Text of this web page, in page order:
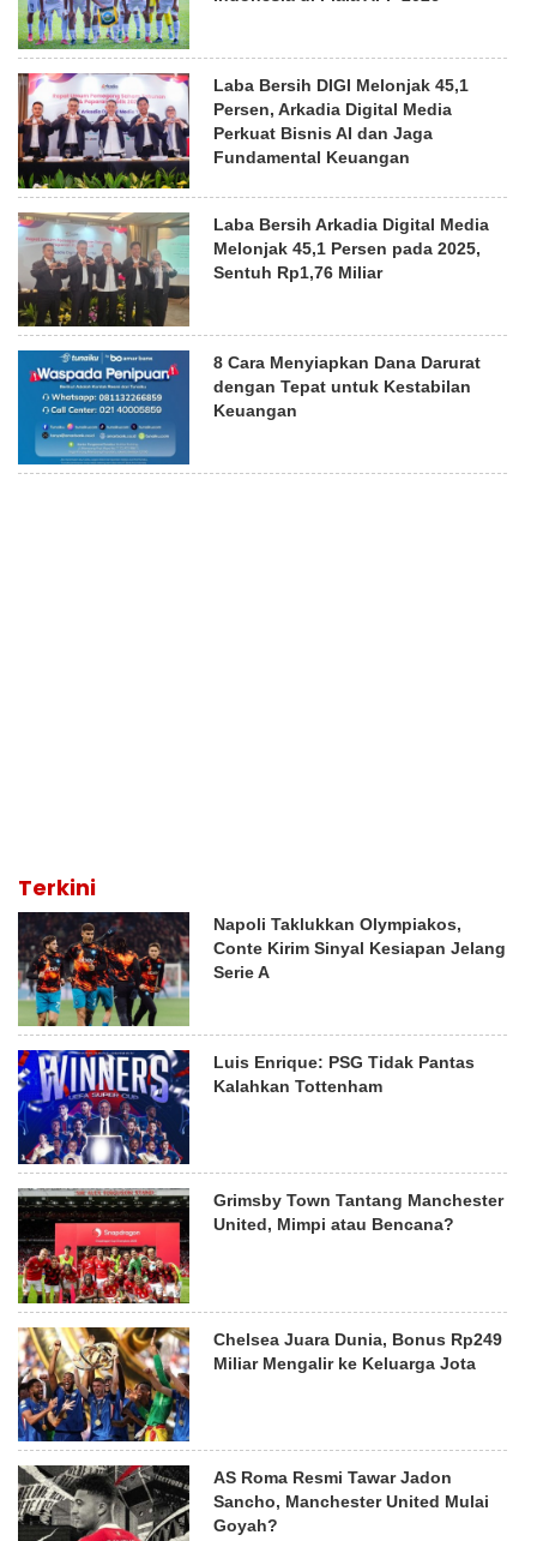
Laba Bersih DIGI Melonjak 45,1
Persen, Arkadia Digital Media
Perkuat Bisnis AI dan Jaga
Fundamental Keuangan
Laba Bersih Arkadia Digital Media
Melonjak 45,1 Persen pada 2025,
Sentuh Rp1,76 Miliar
8 Cara Menyiapkan Dana Darurat
dengan Tepat untuk Kestabilan
Keuangan
Terkini
Napoli Taklukkan Olympiakos,
Conte Kirim Sinyal Kesiapan Jelang
Serie A
Luis Enrique: PSG Tidak Pantas
Kalahkan Tottenham
Grimsby Town Tantang Manchester
United, Mimpi atau Bencana?
Chelsea Juara Dunia, Bonus Rp249
Miliar Mengalir ke Keluarga Jota
AS Roma Resmi Tawar Jadon
Sancho, Manchester United Mulai
Goyah?